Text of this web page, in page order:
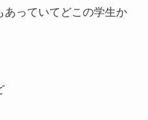
あっていてどこの学生か